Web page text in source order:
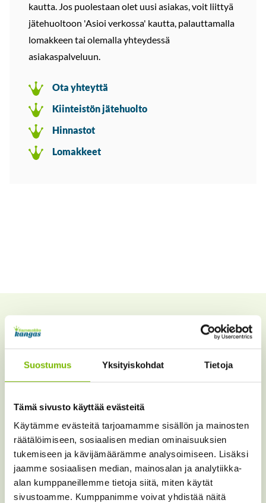
Suostumus Yksityiskohdat Tietoja
Tämä sivusto käyttää evästeitä
Käytämme evästeitä tarjoamamme sisällön ja mainosten
räätälöimiseen, sosiaalisen median ominaisuuksien
tukemiseen ja kävijämäärämme analysoimiseen. Lisäksi
jaamme sosiaalisen median, mainosalan ja analytiikka-
alan kumppaneillemme tietoja siitä, miten käytät
sivustoamme. Kumppanimme voivat yhdistää näitä
kautta. Jos puolestaan olet uusi asiakas, voit liittyä
jätehuoltoon 'Asioi verkossa' kautta, palauttamalla
lomakkeen tai olemalla yhteydessä
asiakaspalveluun.
Ota yhteyttä
Kiinteistön jätehuolto
Hinnastot
Lomakkeet